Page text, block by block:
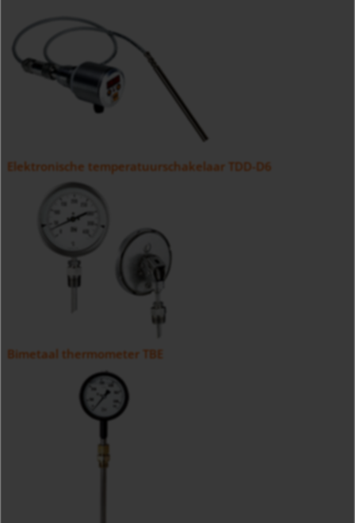
Elektronische temperatuurschakelaar TDD-D6
Bimetaal thermometer TBE